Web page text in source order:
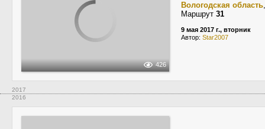
426
Вологодская область
Маршрут 31
9 мая 2017 г., вторник
Автор: Star2007
2017
2016